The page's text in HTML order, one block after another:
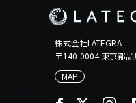
株式会社LATEGRA
〒140-0004 東京都
MAP